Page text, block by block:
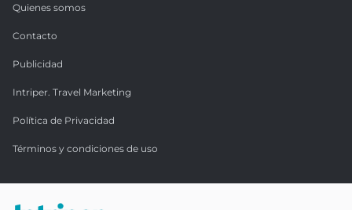
Quienes somos
Contacto
Publicidad
Intriper. Travel Marketing
Política de Privacidad
Términos y condiciones de uso